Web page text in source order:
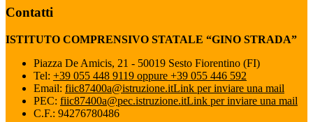
Contatti
ISTITUTO COMPRENSIVO STATALE “GINO STRADA”
Piazza De Amicis, 21 - 50019 Sesto Fiorentino (FI)
Tel: +39 055 448 9119 oppure +39 055 446 592
Email: fiic87400a@istruzione.itLink per inviare una mail
PEC: fiic87400a@pec.istruzione.itLink per inviare una mail
C.F.: 94276780486